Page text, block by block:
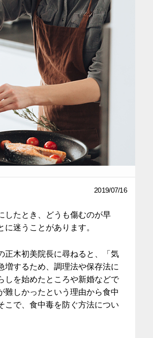
2019/07/16
したとき、どうも傷むのが早
迷うことがあります。
正木初美院長に尋ねると、「気
増するため、調理法や保存法に
しを始めたところや新婚などで
難しかったという理由から食中
こで、食中毒を防ぐ方法につい